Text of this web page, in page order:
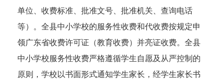
单位、收费标准、批准文号、批准机关、查询电话
等）。全县中小学校的服务性收费和代收费按规定申
领广东省收费许可证（教育收费）并亮证收费。全县
中小学校服务性收费严格遵循学生自愿及从严控制的
原则，学校以书面形式通知学生家长，经学生家长书